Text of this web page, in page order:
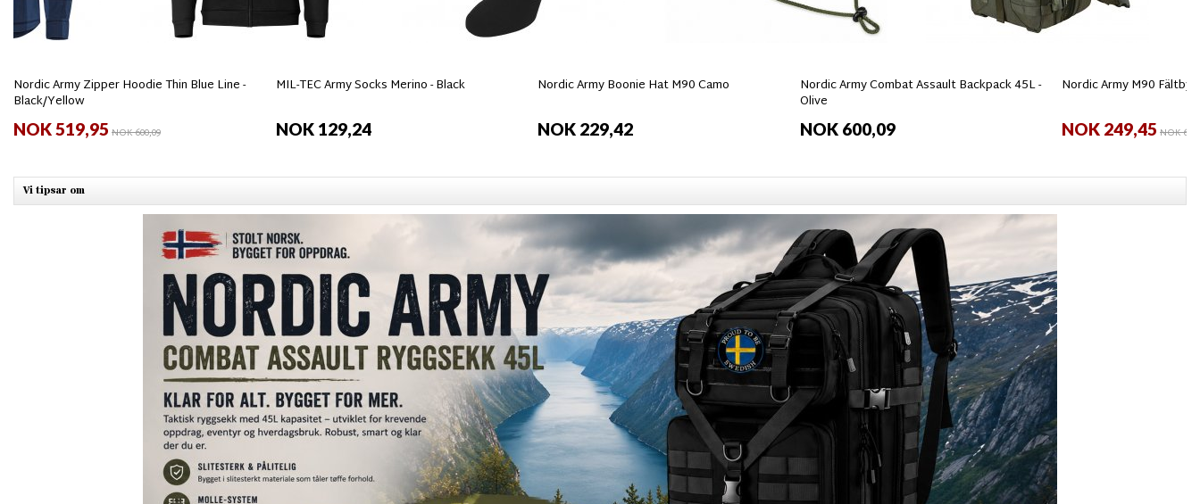
Nordic Army Zipper Hoodie Thin Blue Line -
Black/Yellow
NOK 519,95 NOK 600,09
MIL-TEC Army Socks Merino - Black
NOK 129,24
Nordic Army Boonie Hat M90 Camo
NOK 229,42
Nordic Army Combat Assault Backpack 45L -
Olive
NOK 600,09
Nordic Army M90
NOK 249,45 NOK
Vi tipsar om